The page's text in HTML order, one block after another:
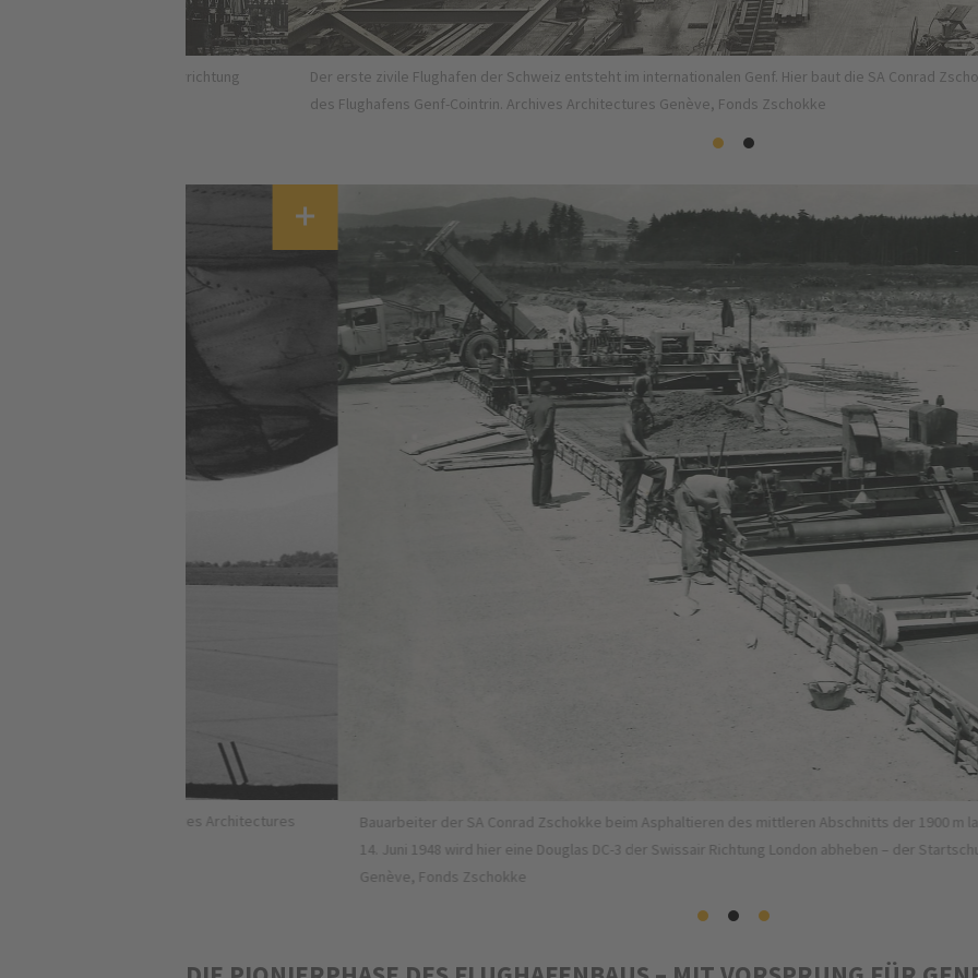
Der erste zivile Flughafen der Schweiz entsteht im internationalen Genf. Hier baut die SA Conrad Zschokke ab 1941
des Flughafens Genf-Cointrin. Archives Architectures Genève, Fonds Zschokke
Bauarbeiter der SA Conrad Zschokke beim Asphaltieren des mittleren Abschnitts der 1900 m langen Westpiste 10-28
14. Juni 1948 wird hier eine Douglas DC-3 der Swissair Richtung London abheben – der Startschuss für den
Genève, Fonds Zschokke